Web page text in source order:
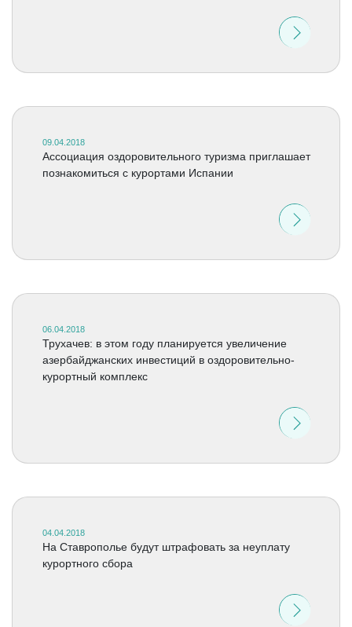
09.04.2018
Ассоциация оздоровительного туризма приглашает
познакомиться с курортами Испании
06.04.2018
Трухачев: в этом году планируется увеличение
азербайджанских инвестиций в оздоровительно-
курортный комплекс
04.04.2018
На Ставрополье будут штрафовать за неуплату
курортного сбора